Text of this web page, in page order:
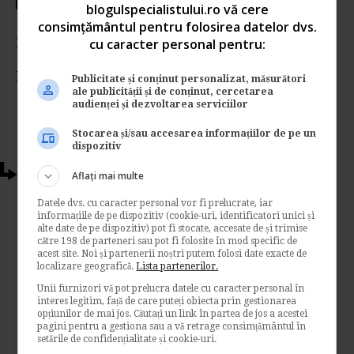
Votati articolul
Rating:
Nota: din2voturi
Articole conexe
Neindeplinirea obiectivelor de
performanta poate duce la concedierea
salariatului?
deBlogul Specialistului
Da, este posibil, insa lucrurile sunt putin mai
complicate. Sunt anumite proceduri pe care
trebuie sa le respectam pentru a dispune
concedierea...
blogulspecialistului.ro vă cere
consimțământul pentru folosirea datelor dvs.
cu caracter personal pentru:
Publicitate și conținut personalizat, măsurători
ale publicității și de conținut, cercetarea
audienței și dezvoltarea serviciilor
Stocarea și/sau accesarea informațiilor de pe un
dispozitiv
Aflați mai multe
Datele dvs. cu caracter personal vor fi prelucrate, iar
informațiile de pe dispozitiv (cookie-uri, identificatori unici și
alte date de pe dispozitiv) pot fi stocate, accesate de și trimise
către 198 de parteneri sau pot fi folosite în mod specific de
acest site. Noi și partenerii noștri putem folosi date exacte de
localizare geografică.Lista partenerilor.
Unii furnizori vă pot prelucra datele cu caracter personal în
interes legitim, față de care puteți obiecta prin gestionarea
opțiunilor de mai jos. Căutați un link în partea de jos a acestei
pagini pentru a gestiona sau a vă retrage consimțământul în
setările de confidențialitate și cookie-uri.